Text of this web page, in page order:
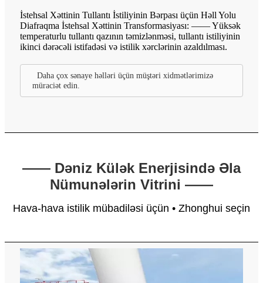
İstehsal Xəttinin Tullantı İstiliyinin Bərpası üçün Həll Yolu
Diafraqma İstehsal Xəttinin Transformasiyası: —— Yüksək
temperaturlu tullantı qazının təmizlənməsi, tullantı istiliyinin
ikinci dərəcəli istifadəsi və istilik xərclərinin azaldılması.
Daha çox sənaye həlləri üçün müştəri xidmətlərimizə
müraciət edin.
—— Dəniz Külək Enerjisində Əla
Nümunələrin Vitrini ——
Hava-hava istilik mübadiləsi üçün • Zhonghui seçin